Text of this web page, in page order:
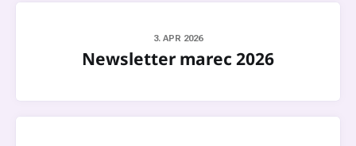
3. APR 2026
Newsletter marec 2026